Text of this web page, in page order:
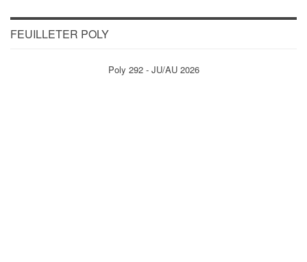
FEUILLETER POLY
Poly 292 - JU/AU 2026